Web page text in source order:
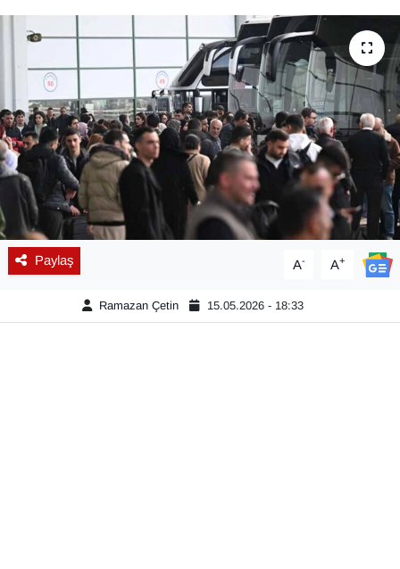
Paylaş A- A+
Ramazan Çetin 15.05.2026 - 18:33
Diğer
DÜNYA
EĞİTİM
EKONOMİ
Eleman
Emlak
En çok konuşulanlar